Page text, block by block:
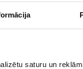
saturu un